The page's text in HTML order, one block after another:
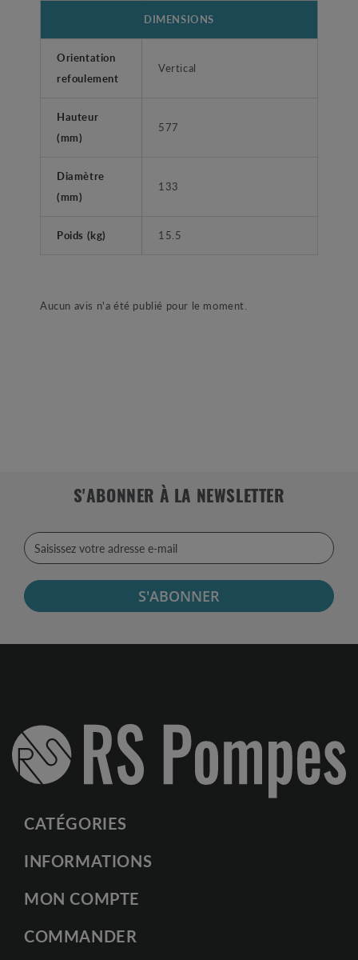
DIMENSIONS
Orientation
refoulement
Vertical
Hauteur
(mm)
577
Diamètre
(mm)
133
Poids (kg) 15.5
Aucun avis n'a été publié pour le moment.
S'ABONNER À LA NEWSLETTER
S'ABONNER
CATÉGORIES
INFORMATIONS
MON COMPTE
COMMANDER